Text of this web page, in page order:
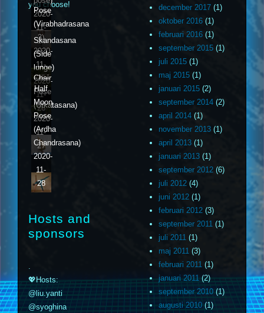
you choose!
2020-
11-
24
Pose
(Virabhadrasana
3)
2020-
11-
25
Skandasana
(Side
lunge)
2020-
11-
26
Chair
Pose
(Utkatasana)
2020-
11-
27
Half
Moon
Pose
(Ardha
Chandrasana)
2020-
11-
28
Hosts and
sponsors
💖Hosts:
@liu.yanti
@syoghina
december 2017 (1)
oktober 2016 (1)
februari 2016 (1)
september 2015 (1)
juli 2015 (1)
maj 2015 (1)
januari 2015 (2)
september 2014 (2)
april 2014 (1)
november 2013 (1)
april 2013 (1)
januari 2013 (1)
september 2012 (6)
juli 2012 (4)
juni 2012 (1)
februari 2012 (3)
september 2011 (1)
juli 2011 (1)
maj 2011 (3)
februari 2011 (1)
januari 2011 (2)
september 2010 (1)
augusti 2010(1)